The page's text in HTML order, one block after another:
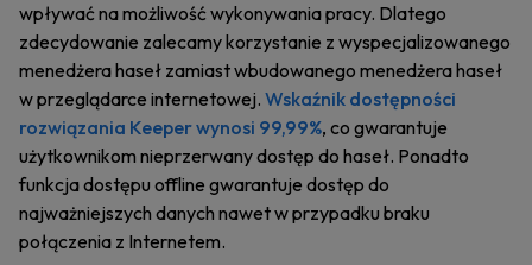
wpływać na możliwość wykonywania pracy. Dlatego
zdecydowanie zalecamy korzystanie z wyspecjalizowanego
menedżera haseł zamiast wbudowanego menedżera haseł
w przeglądarce internetowej. Wskaźnik dostępności
rozwiązania Keeper wynosi 99,99%, co gwarantuje
użytkownikom nieprzerwany dostęp do haseł. Ponadto
funkcja dostępu offline gwarantuje dostęp do
najważniejszych danych nawet w przypadku braku
połączenia z Internetem.